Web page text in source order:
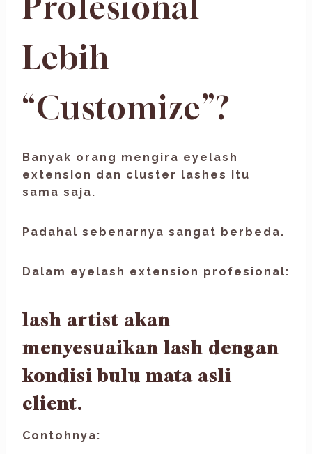
Lebih
“Customize”?
Banyak orang mengira eyelash
extension dan cluster lashes itu
sama saja.
Padahal sebenarnya sangat berbeda.
Dalam eyelash extension profesional:
lash artist akan
menyesuaikan lash dengan
kondisi bulu mata asli
client.
Contohnya: